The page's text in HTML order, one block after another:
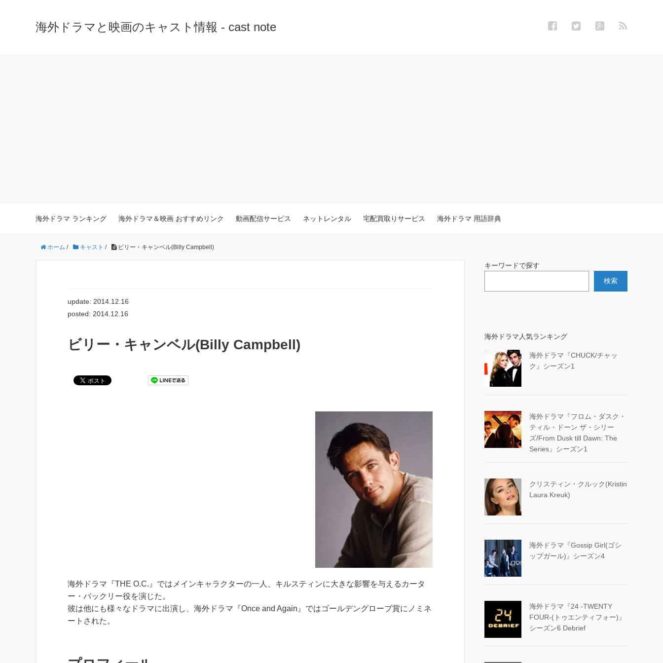
海外ドラマと映画のキャスト情報 - cast note
海外ドラマ ランキング 海外ドラマ＆映画 おすすめリンク 動画配信サービス ネットレンタル 宅配買取りサービス 海外ドラマ 用語辞典
ホーム / キャスト / ビリー・キャンベル(Billy Campbell)
update: 2014.12.16
posted: 2014.12.16
ビリー・キャンベル(Billy Campbell)
海外ドラマ『THE O.C.』ではメインキャラクターの一人、キルスティンに大きな影響を与えるカータ
ー・バックリー役を演じた。
彼は他にも様々なドラマに出演し、海外ドラマ『Once and Again』ではゴールデングローブ賞にノミネ
ートされた。
キーワードで探す
検索
海外ドラマ人気ランキング
海外ドラマ『CHUCK/チャッ
ク』シーズン1
海外ドラマ『フロム・ダスク・
ティル・ドーン ザ・シリー
ズ/From Dusk till Dawn: The
Series』シーズン1
クリスティン・クルック(Kristin
Laura Kreuk)
海外ドラマ『Gossip Girl(ゴシ
ップガール)』シーズン4
海外ドラマ『24 -TWENTY
FOUR-(トゥエンティフォー)』
シーズン6 Debrief